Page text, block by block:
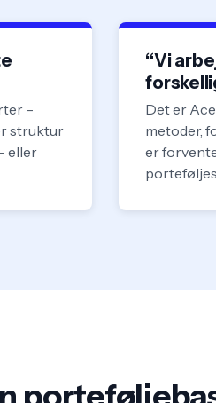
–
struktur
eller
“Vi
Det er
metoder,
er